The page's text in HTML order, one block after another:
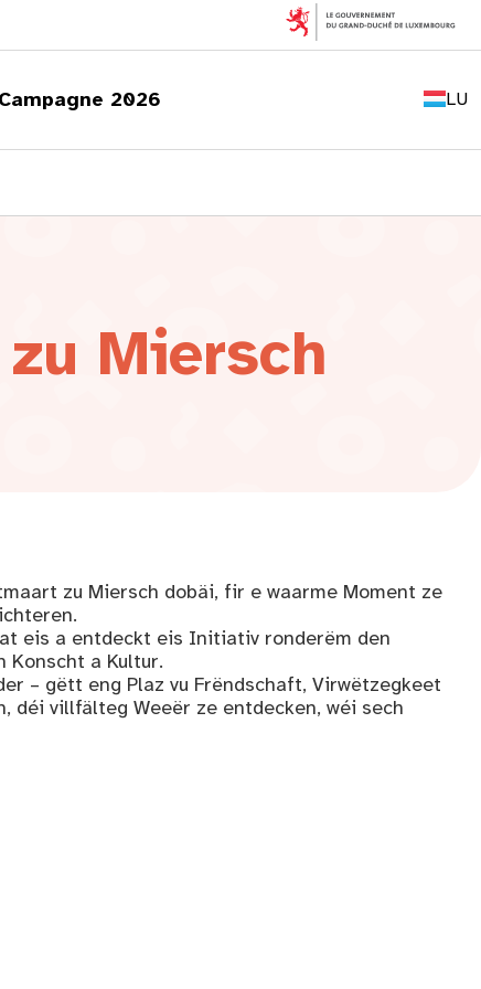
Campagne 2026 LU
FR
DE
Miersch
zu Miersch dobäi, fir e waarme Moment ze
eis a entdeckt eis Initiativ ronderëm den
Konscht a Kultur.
– gëtt eng Plaz vu Frëndschaft, Virwëtzegkeet
déi villfälteg Weeër ze entdecken, wéi sech